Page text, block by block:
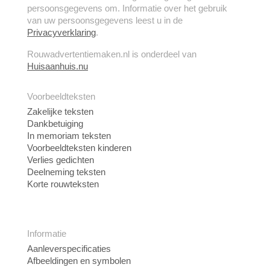
persoonsgegevens om. Informatie over het gebruik
van uw persoonsgegevens leest u in de
Privacyverklaring.
Rouwadvertentiemaken.nl is onderdeel van
Huisaanhuis.nu
Voorbeeldteksten
Zakelijke teksten
Dankbetuiging
In memoriam teksten
Voorbeeldteksten kinderen
Verlies gedichten
Deelneming teksten
Korte rouwteksten
Informatie
Aanleverspecificaties
Afbeeldingen en symbolen